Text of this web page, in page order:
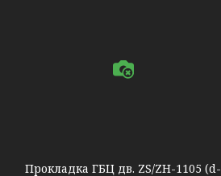
Прокладка ГБЦ дв. ZS/ZH-1105 (d-